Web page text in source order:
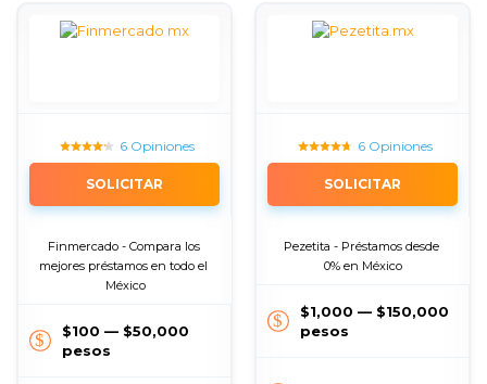
6 Opiniones
SOLICITAR
Finmercado - Compara los
mejores préstamos en todo el
México
$100 — $50,000
pesos
6 Opiniones
SOLICITAR
Pezetita - Préstamos desde
0% en México
$1,000 — $150,000
pesos